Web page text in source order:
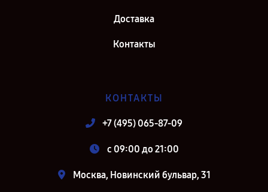
Доставка
Контакты
КОНТАКТЫ
+7 (495) 065-87-09
c 09:00 до 21:00
Москва, Новинский бульвар, 31